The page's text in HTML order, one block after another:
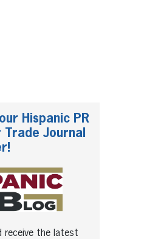
Hispanic PR
Journal
receive the latest